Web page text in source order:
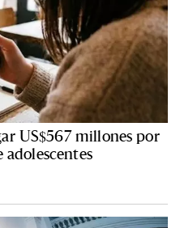
US$567 millones por